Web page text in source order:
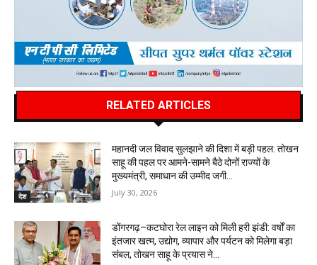
RELATED ARTICLES
देश
महानदी जल विवाद सुलझाने की दिशा में बड़ी पहल: तोखन
साहू की पहल पर आमने-सामने बैठे दोनों राज्यों के
मुख्यमंत्री, समाधान की उम्मीद जगी…
July 30, 2026
डोंगरगढ़–कटघोरा रेल लाइन को मिली हरी झंडी: वर्षों का
इंतजार खत्म, उद्योग, व्यापार और पर्यटन को मिलेगा बड़ा
संबल, तोखन साहू के प्रयास ने...